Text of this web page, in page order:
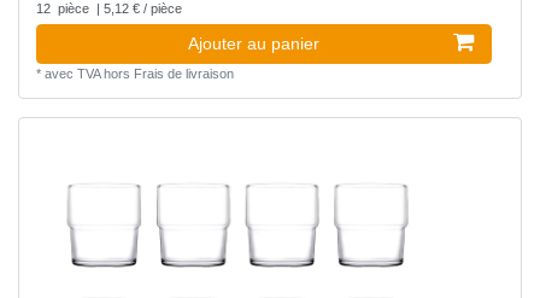
12 pièce | 5,12 € / pièce
Ajouter au panier
* avec TVAhors Frais de livraison